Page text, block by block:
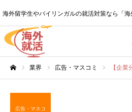
海外留学生やバイリンガルの就活対策なら「海
業界 広告・マスコミ 【企
広告・マスコ